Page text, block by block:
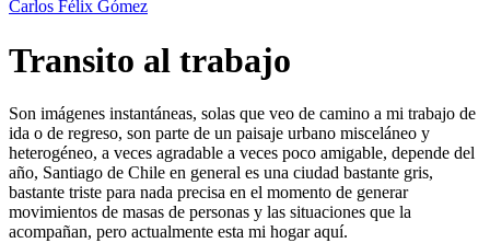
Carlos Félix Gómez
Transito al trabajo
Son imágenes instantáneas, solas que veo de camino a mi trabajo de
ida o de regreso, son parte de un paisaje urbano misceláneo y
heterogéneo, a veces agradable a veces poco amigable, depende del
año, Santiago de Chile en general es una ciudad bastante gris,
bastante triste para nada precisa en el momento de generar
movimientos de masas de personas y las situaciones que la
acompañan, pero actualmente esta mi hogar aquí.